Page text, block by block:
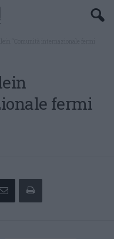
fermi